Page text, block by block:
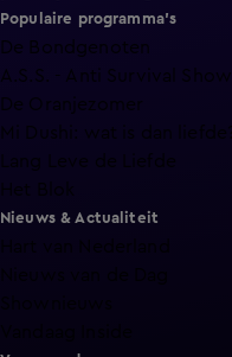
Populaire programma's
De Bondgenoten
A.S.S. - Anti Survival Show
De Oranjezomer
Mi Dushi: wat is dan liefde?
Lang Leve de Liefde
Nieuws & Actualiteit